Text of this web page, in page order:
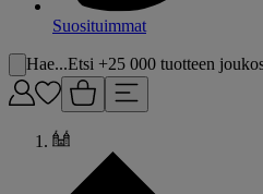
Suosituimmat
Hae...Etsi +25 000 tuotteen